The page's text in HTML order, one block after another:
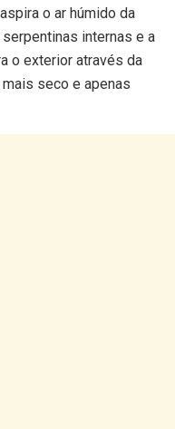
o ar húmido da
internas e a
o exterior através da
seco e apenas